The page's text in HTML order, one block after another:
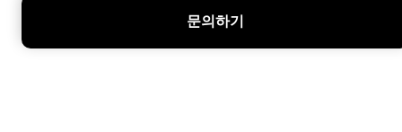
문의하기